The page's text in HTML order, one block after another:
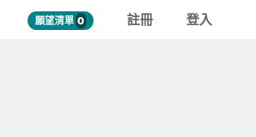
願望清單 0 註冊 登入